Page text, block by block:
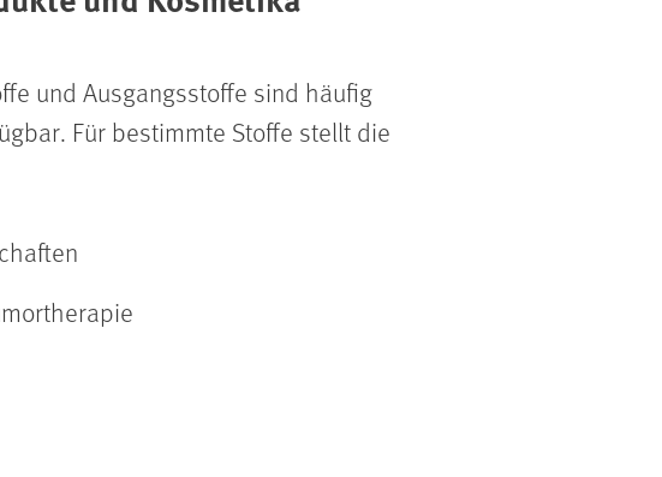
und Ausgangsstoffe sind häufig
Für bestimmte Stoffe stellt die